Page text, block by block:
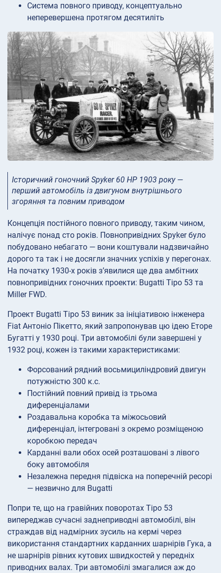
Система повного приводу, концептуально
неперевершена протягом десятиліть
Історичний гоночний Spyker 60 HP 1903 року —
перший автомобіль із двигуном внутрішнього
згоряння та повним приводом
Концепція постійного повного приводу, таким чином,
налічує понад сто років. Повнопривідних Spyker було
побудовано небагато — вони коштували надзвичайно
дорого та так і не досягли значних успіхів у перегонах.
На початку 1930-х років з’явилися ще два амбітних
повнопривідних гоночних проекти: Bugatti Tipo 53 та
Miller FWD.
Проект Bugatti Tipo 53 виник за ініціативою інженера
Fiat Антоніо Пікетто, який запропонував цю ідею Еторе
Бугатті у 1930 році. Три автомобілі були завершені у
1932 році, кожен із такими характеристиками:
Форсований рядний восьмициліндровий двигун
потужністю 300 к.с.
Постійний повний привід із трьома
диференціалами
Роздавальна коробка та міжосьовий
диференціал, інтегровані з окремо розміщеною
коробкою передач
Карданні вали обох осей розташовані з лівого
боку автомобіля
Незалежна передня підвіска на поперечній ресорі
— незвично для Bugatti
Попри те, що на гравійних поворотах Tipo 53
випереджав сучасні заднеприводні автомобілі, він
страждав від надмірних зусиль на кермі через
використання стандартних карданних шарнірів Гука, а
не шарнірів рівних кутових швидкостей у передніх
приводних валах. Три автомобілі змагалися аж до